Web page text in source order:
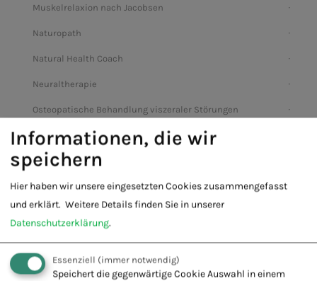
Muskelrelaxion nach Jacobsen
Naturopath
Natural Health Coach
Neuraltherapie
Osteopatische Behandlung viszeraler Störungen
Onkologische Beratung
Ohrakupunktur
Praxis
Poesietherapie
Psychotherapie
Informationen, die wir
speichern
Hier haben wir unsere eingesetzten Cookies zusammengefasst
und erklärt. Weitere Details finden Sie in unserer
Datenschutzerklärung.
Essenziell (immer notwendig)
Speichert die gegenwärtige Cookie Auswahl in einem